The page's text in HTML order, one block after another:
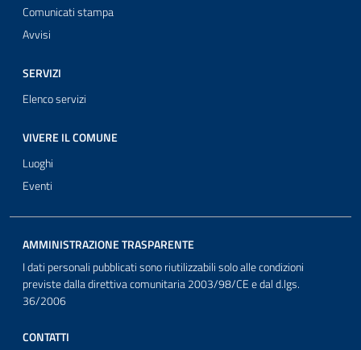
Comunicati stampa
Avvisi
SERVIZI
Elenco servizi
VIVERE IL COMUNE
Luoghi
Eventi
AMMINISTRAZIONE TRASPARENTE
I dati personali pubblicati sono riutilizzabili solo alle condizioni
previste dalla direttiva comunitaria 2003/98/CE e dal d.lgs.
36/2006
CONTATTI